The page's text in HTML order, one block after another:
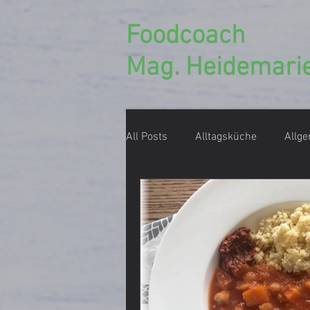
Foodcoach
Mag.
All Posts Alltagsküche
Ernährungsberatung
Einmachen, Konservieren
Foodcoach Rezept